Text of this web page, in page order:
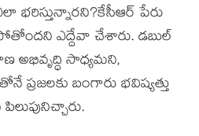
భరిస్తున్నారని?కేసీఆర్ పేరు
ఎద్దేవా చేశారు. డబుల్
అభివృద్ధి సాధ్యమని,
బంగారు భవిష్యత్తు